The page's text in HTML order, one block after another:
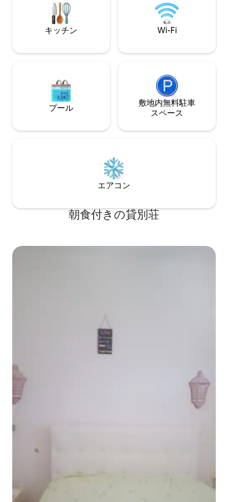
います。 美しいヤシの木がある芝生の庭
に面した、バスル
無料WiFi
キッチン Wi-Fi
プール
敷地内無料駐⁠車
ス⁠ペ⁠ー⁠ス
エアコン
朝食付きの貸別荘